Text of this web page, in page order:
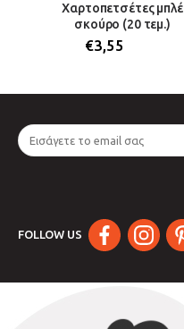
Χαρτοπετσέτες μπλέ
σκούρο (20 τεμ.)
€3,55
FOLLOW US